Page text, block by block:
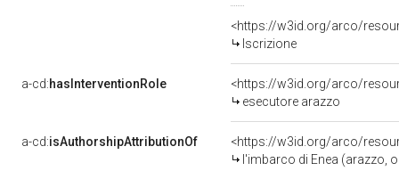
<https://w3id.org/arco/
Iscrizione
a-cd:hasInterventionRole
<https://w3id.org/arco/
esecutore arazzo
a-cd:isAuthorshipAttributionOf
<https://w3id.org/arco/
l'imbarco di Enea (arazzo, opera isolata)